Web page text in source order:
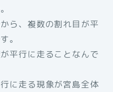
ら、複数の割れ目が平
。
平行に走ることなんで
に走る現象が宮島全体